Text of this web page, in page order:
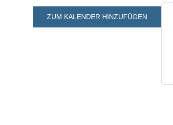
ZUM KALENDER HINZUFÜGEN